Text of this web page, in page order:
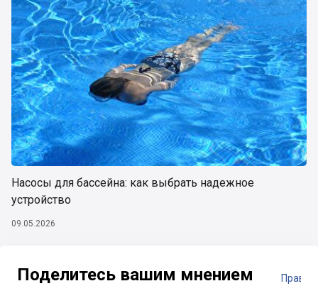
Насосы для бассейна: как выбрать надежное
устройство
09.05.2026
Поделитесь вашим мнением